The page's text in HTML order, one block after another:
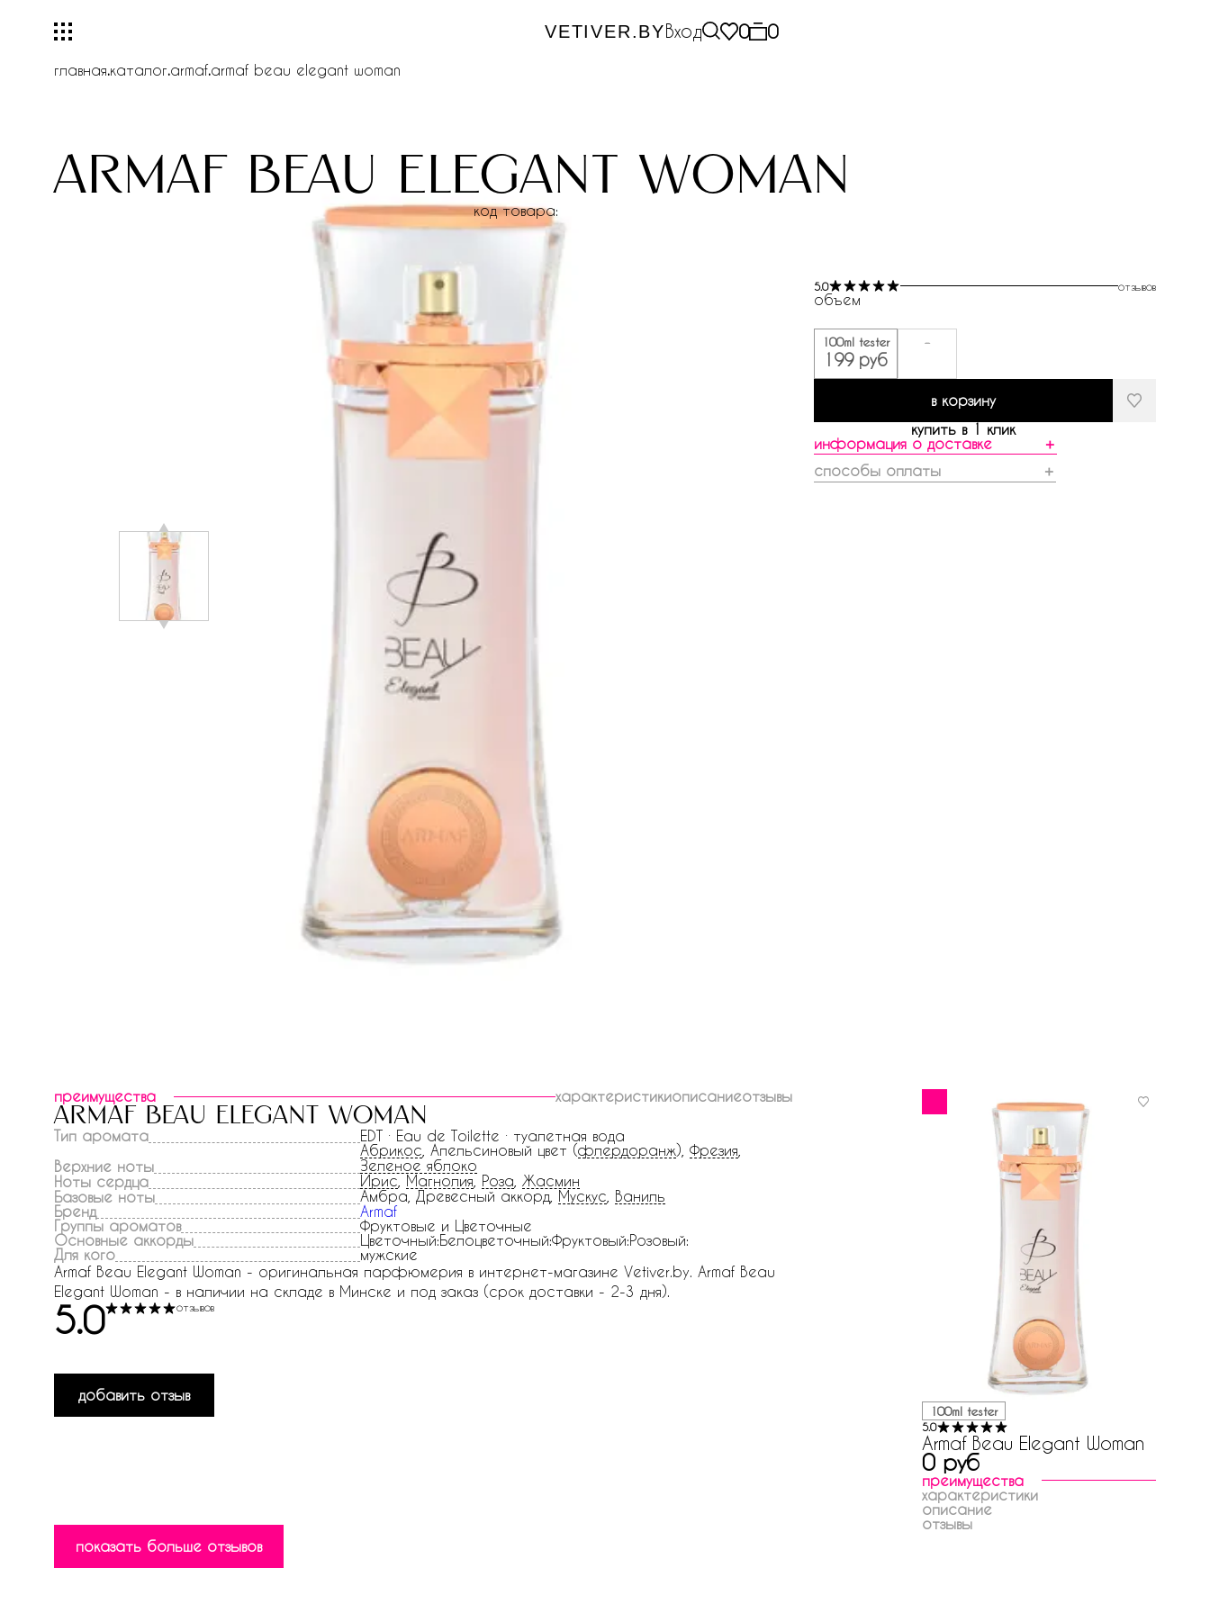
VETIVER.BYВход 0 0
главная.каталог.armaf.armaf beau elegant woman
armaf beau elegant woman
код товара:
5.0 отзывов
объем
100ml tester
199 руб
-
в корзину
купить в 1 клик
информация о доставке
＋
способы оплаты
＋
преимущества характеристикиописаниеотзывы
armaf beau elegant woman
Тип аромата
EDT · Eau de Toilette · туалетная вода
Верхние ноты
Абрикос , Апельсиновый цвет (флердоранж), Фрезия
Зеленое яблоко
Ноты сердца
Ирис Магнолия Роза Жасмин
Базовые ноты
Амбра, Древесный аккорд, Мускус Ваниль
Бренд
Armaf
Группы ароматов
Фруктовые и Цветочные
Основные аккорды
Цветочный:Белоцветочный:Фруктовый:Розовый:
Для кого
мужские
Armaf Beau Elegant Woman - оригинальная парфюмерия в интернет-магазине Vetiver.by. Armaf Beau
Elegant Woman - в наличии на складе в Минске и под заказ (срок доставки - 2-3 дня).
5.0 отзывов
добавить отзыв
показать больше отзывов
100ml tester
5.0
Armaf Beau Elegant Woman
0 руб
преимущества
характеристики
описание
отзывы